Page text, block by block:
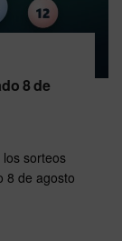
8 de
sorteos
8 de agosto